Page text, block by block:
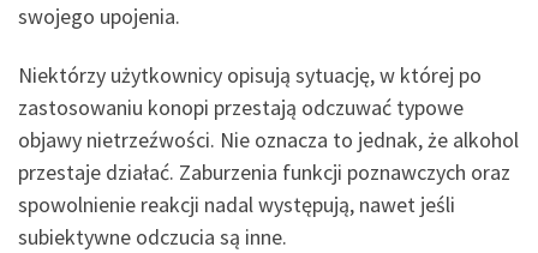
swojego upojenia.
Niektórzy użytkownicy opisują sytuację, w której po
zastosowaniu konopi przestają odczuwać typowe
objawy nietrzeźwości. Nie oznacza to jednak, że alkohol
przestaje działać. Zaburzenia funkcji poznawczych oraz
spowolnienie reakcji nadal występują, nawet jeśli
subiektywne odczucia są inne.